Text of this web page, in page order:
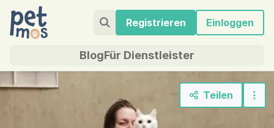
Registrieren Einloggen
BlogFür Dienstleister
Teilen